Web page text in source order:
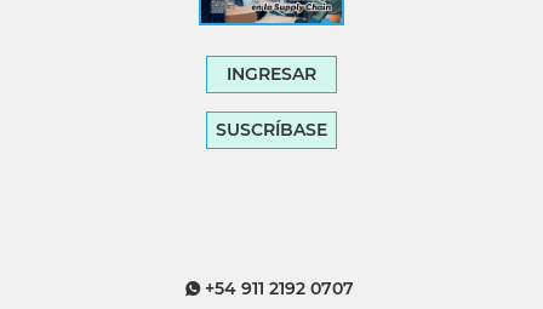
INGRESAR
SUSCRÍBASE
+54 911 2192 0707